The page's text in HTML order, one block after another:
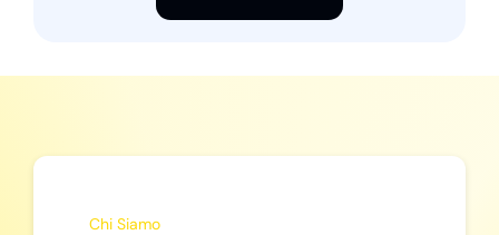
Chi Siamo